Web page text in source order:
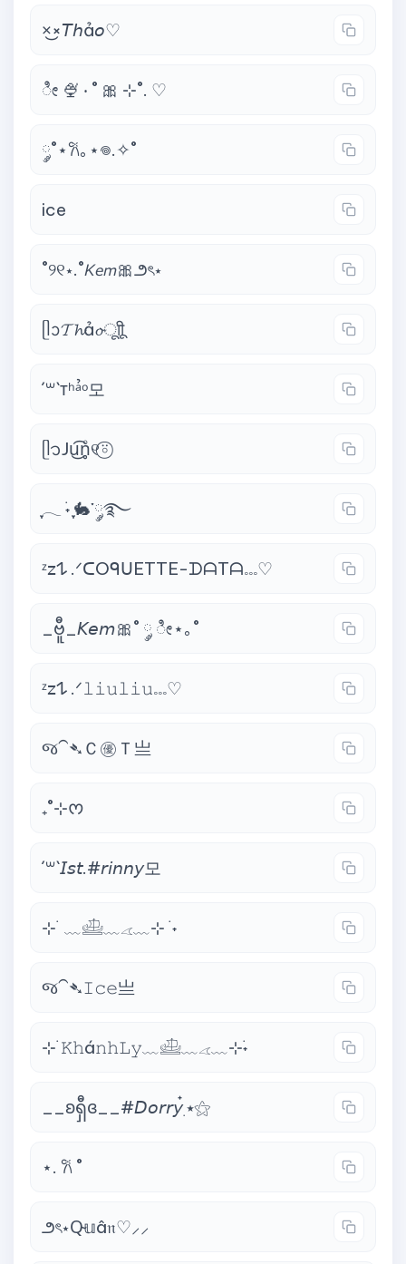
×͜×𝘛𝘩ả𝘰♡
ೀ 🍨 ‧ ˚ 🎀 ⊹˚. ♡
༘˚⋆𐙚｡⋆𖦹.✧˚
Ꭵce
˚୨୧⋆.˚𝘒𝘦𝘮🎀౨ৎ⋆
ᥫᩣ𝓣𝓱ả𝓸ㅤूाीू
´꒳`ᴛʰᵃ̉ᵒ모
ᥫ᭡Ju͜͡n̥ͦ୧⍤⃝
ִֶָ𓂃 ࣪˖ ִֶָ🐇་༘࿐
ᶻ𝗓𐰁 .ᐟᑕOᑫᑌETTE-ᗪᗩTᗩ𓏧♡
_ဗီူ_𝘒𝘦𝘮🎀˚ ༘ ೀ⋆｡˚
ᶻ𝗓𐰁 .ᐟ𝚕𝚒𝚞𝚕𝚒𝚞𓏧♡
જ⁀➴Ｃ㊝Ｔ亗
₊˚⊹ᰔ
´꒳`𝘐𝘴𝘵.#𝘳𝘪𝘯𝘯𝘺모
⊹ ࣪ ﹏𓊝﹏𓂁﹏⊹ ࣪ ˖
જ⁀➴𝙸𝚌𝚎亗
⊹ ࣪𝙺𝚑á𝚗𝚑𝙻𝚢﹏𓊝﹏𓂁﹏⊹࣪˖
__ʚရှီɞ__#𝘋𝘰𝘳𝘳𝘺๋࣭ ⭑⚝
⋆. 𐙚 ˚
౨ৎ⋆Q̴𝕦â𝔫♡⸝⸝